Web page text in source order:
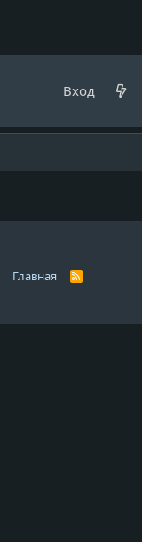
Вход
Главная
R